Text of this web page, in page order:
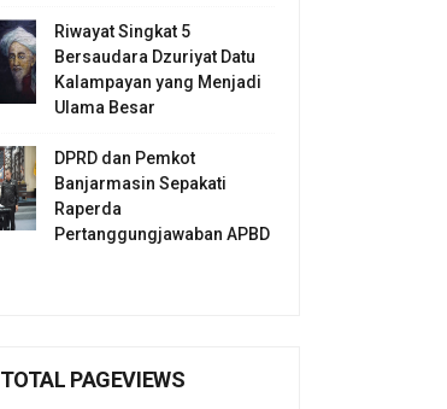
Riwayat Singkat 5
Bersaudara Dzuriyat Datu
Kalampayan yang Menjadi
Ulama Besar
DPRD dan Pemkot
Banjarmasin Sepakati
Raperda
Pertanggungjawaban APBD
TOTAL PAGEVIEWS